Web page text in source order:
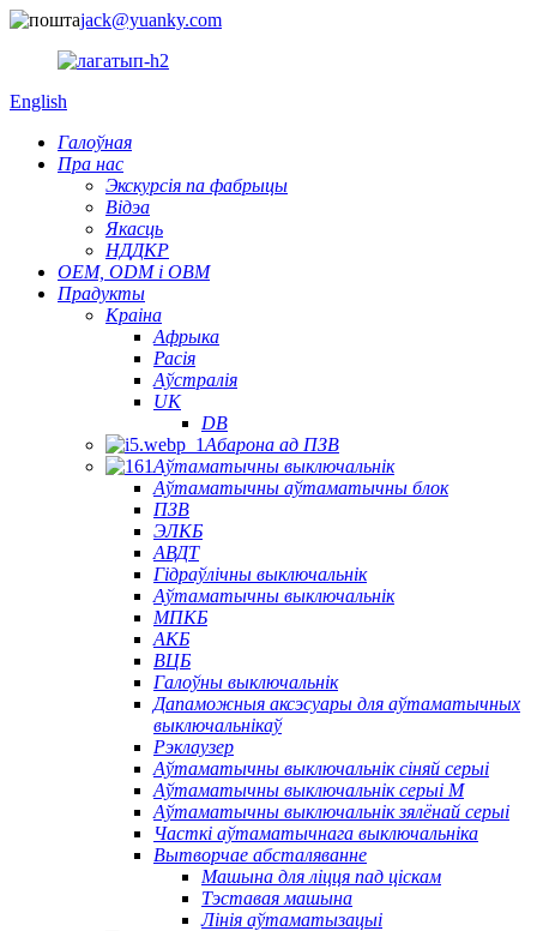
jack@yuanky.com
English
Галоўная
Пра нас
Экскурсія па фабрыцы
Відэа
Якасць
НДДКР
OEM, ODM і OBM
Прадукты
Краіна
Афрыка
Расія
Аўстралія
UK
DB
Абарона ад ПЗВ
Аўтаматычны выключальнік
Аўтаматычны аўтаматычны блок
ПЗВ
ЭЛКБ
АВДТ
Гідраўлічны выключальнік
Аўтаматычны выключальнік
МПКБ
АКБ
ВЦБ
Галоўны выключальнік
Дапаможныя аксэсуары для аўтаматычных
выключальнікаў
Рэклаузер
Аўтаматычны выключальнік сіняй серыі
Аўтаматычны выключальнік серыі M
Аўтаматычны выключальнік зялёнай серыі
Часткі аўтаматычнага выключальніка
Вытворчае абсталяванне
Машына для ліцця пад ціскам
Тэставая машына
Лінія аўтаматызацыі